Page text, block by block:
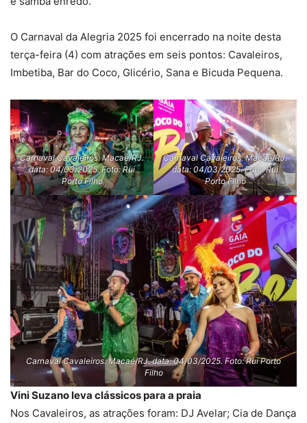
O Carnaval da Alegria 2025 foi encerrado na noite desta
terça-feira (4) com atrações em seis pontos: Cavaleiros,
Imbetiba, Bar do Coco, Glicério, Sana e Bicuda Pequena.
Carnaval Cavaleiros. Macaé/RJ.
data: 04/03/2025. Foto: Rui
Porto Filho
Carnaval Cavaleiros. Macaé/RJ.
data: 04/03/2025. Foto: Rui
Porto Filho
Carnaval Cavaleiros. Macaé/RJ. data: 04/03/2025. Foto: Rui Porto
Filho
Vini Suzano leva clássicos para a praia
Nos Cavaleiros, as atrações foram: DJ Avelar; Cia de Dança